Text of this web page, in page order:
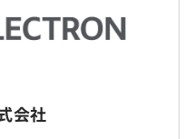
福原1-1
駅
会社